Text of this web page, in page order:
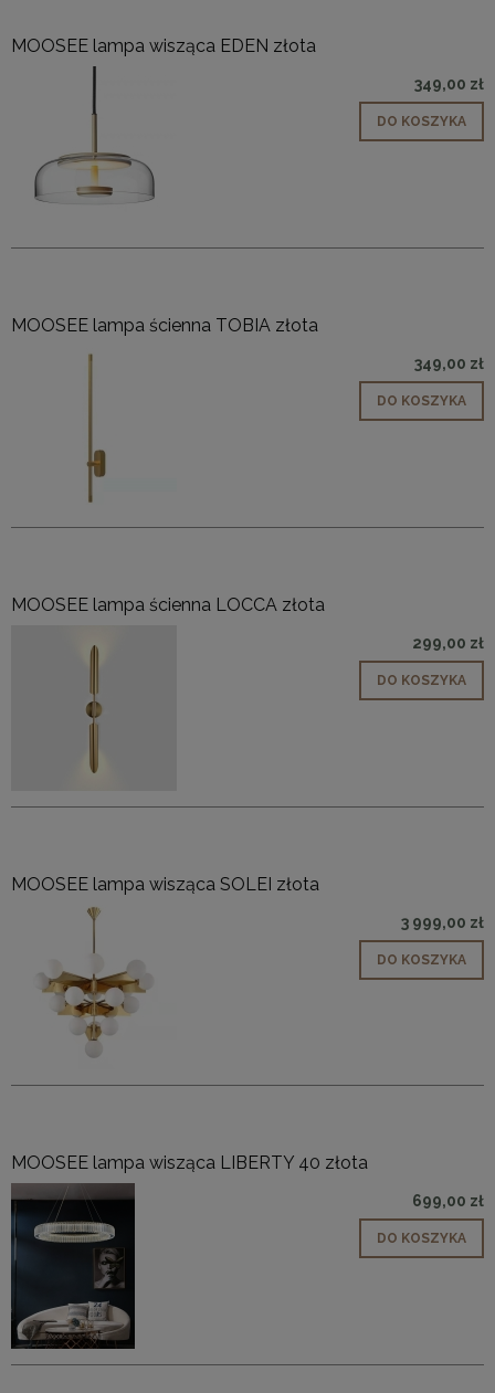
MOOSEE lampa wisząca EDEN złota
349,00 zł
DO KOSZYKA
MOOSEE lampa ścienna TOBIA złota
349,00 zł
DO KOSZYKA
MOOSEE lampa ścienna LOCCA złota
299,00 zł
DO KOSZYKA
MOOSEE lampa wisząca SOLEI złota
3 999,00 zł
DO KOSZYKA
MOOSEE lampa wisząca LIBERTY 40 złota
699,00 zł
DO KOSZYKA